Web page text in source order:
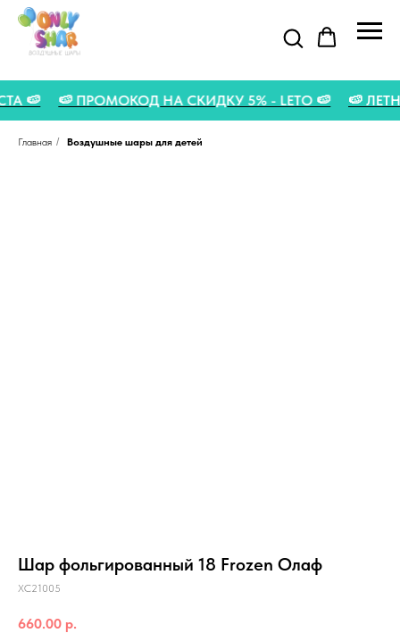
🍉 🍉 ПРОМОКОД НА СКИДКУ 5% - LETO 🍉 🍉
Главная / Воздушные шары для детей
Шар фольгированный 18 Frozen Олаф
ХС21005
660.00 р.